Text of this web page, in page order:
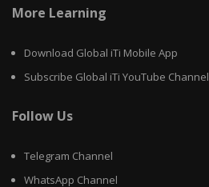
More Learning
Download Global iTi Mobile App
Subscribe Global iTi YouTube Channel
Follow Us
Telegram Channel
WhatsApp Channel